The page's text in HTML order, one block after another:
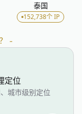
泰国
152,738个 IP
-
定位
城市级别定位